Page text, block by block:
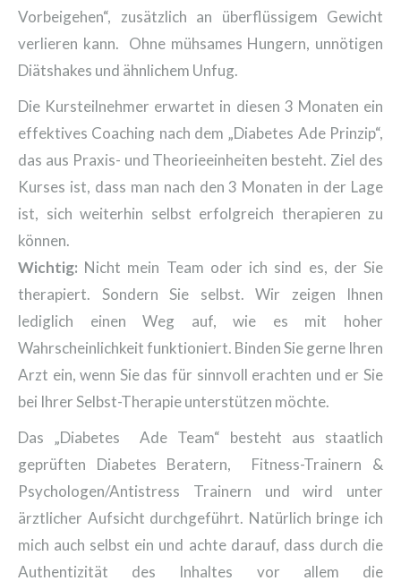
Vorbeigehen“, zusätzlich an überflüssigem Gewicht
verlieren kann. Ohne mühsames Hungern, unnötigen
Diätshakes und ähnlichem Unfug.
Die Kursteilnehmer erwartet in diesen 3 Monaten ein
effektives Coaching nach dem „Diabetes Ade Prinzip“,
das aus Praxis- und Theorieeinheiten besteht. Ziel des
Kurses ist, dass man nach den 3 Monaten in der Lage
ist, sich weiterhin selbst erfolgreich therapieren zu
können.
Wichtig: Nicht mein Team oder ich sind es, der Sie
therapiert. Sondern Sie selbst. Wir zeigen Ihnen
lediglich einen Weg auf, wie es mit hoher
Wahrscheinlichkeit funktioniert. Binden Sie gerne Ihren
Arzt ein, wenn Sie das für sinnvoll erachten und er Sie
bei Ihrer Selbst-Therapie unterstützen möchte.
Das „Diabetes Ade Team“ besteht aus staatlich
geprüften Diabetes Beratern, Fitness-Trainern &
Psychologen/Antistress Trainern und wird unter
ärztlicher Aufsicht durchgeführt. Natürlich bringe ich
mich auch selbst ein und achte darauf, dass durch die
Authentizität des Inhaltes vor allem die